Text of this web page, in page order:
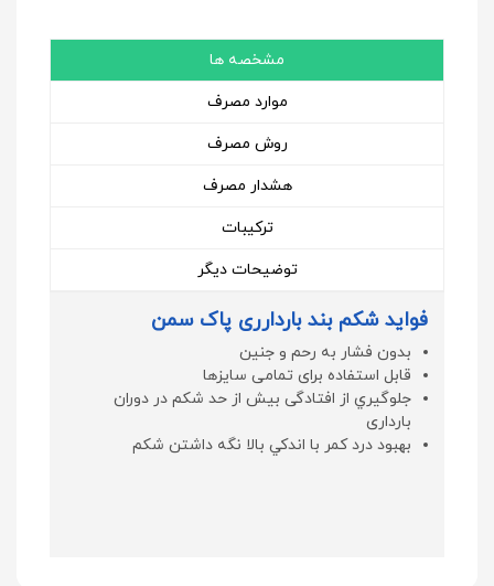
مشخصه ها
موارد مصرف
روش مصرف
هشدار مصرف
ترکیبات
توضیحات دیگر
فواید شکم بند باردارری پاک سمن
بدون فشار به رحم و جنین
قابل استفاده برای تمامی سایزها
جلوگيري از افتادگی بيش از حد شکم در دوران
بارداری
بهبود درد كمر با اندكي بالا نگه داشتن شکم